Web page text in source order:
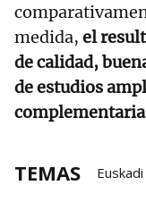
medida, el
de calidad,
de estudios
TEMAS Euskadi